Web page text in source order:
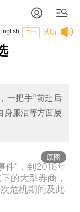
试听
T中
English
一把手“前赴后
身廉洁等方面屡
原图
件”，到2016年
的大型券商，
危机期间及此